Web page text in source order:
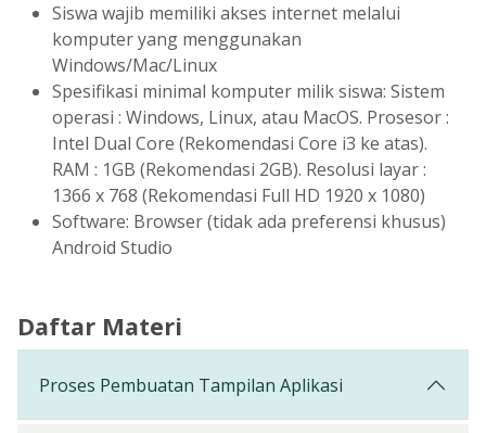
Siswa wajib memiliki akses internet melalui
komputer yang menggunakan
Windows/Mac/Linux
Spesifikasi minimal komputer milik siswa: Sistem
operasi : Windows, Linux, atau MacOS. Prosesor :
Intel Dual Core (Rekomendasi Core i3 ke atas).
RAM : 1GB (Rekomendasi 2GB). Resolusi layar :
1366 x 768 (Rekomendasi Full HD 1920 x 1080)
Software: Browser (tidak ada preferensi khusus)
Android Studio
Daftar Materi
Proses Pembuatan Tampilan Aplikasi